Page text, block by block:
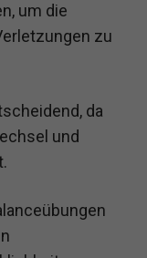
um die
zu
da
und